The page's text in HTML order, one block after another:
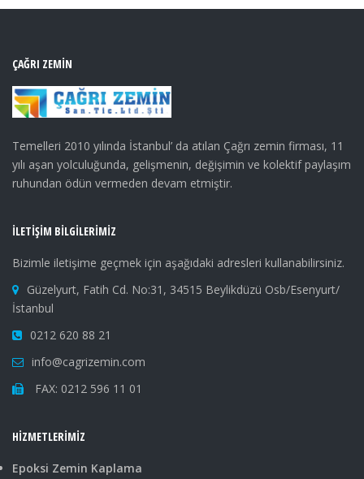
ÇAĞRI ZEMIN
Temelleri 2010 yılında İstanbul’ da atılan Çağrı zemin firması, 11
yılı aşan yolculuğunda, gelişmenin, değişimin ve kolektif paylaşım
ruhundan ödün vermeden devam etmiştir.
İLETIŞIM BILGILERIMIZ
Bizimle iletişime geçmek için aşağıdaki adresleri kullanabilirsiniz.
Güzelyurt, Fatih Cd. No:31, 34515 Beylikdüzü Osb/Esenyurt/
İstanbul
0212 620 88 21
info@cagrizemin.com
FAX: 0212 596 11 01
HIZMETLERIMIZ
Epoksi Zemin Kaplama